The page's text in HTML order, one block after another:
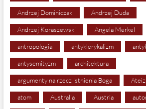
Andrzej Dominiczak Andrzej Duda
Andrzej Koraszewski Angela Merkel
antropologia antyklerykalizm
antysemityzm architektura
argumenty na rzecz istnienia Boga
atom Australia Austria